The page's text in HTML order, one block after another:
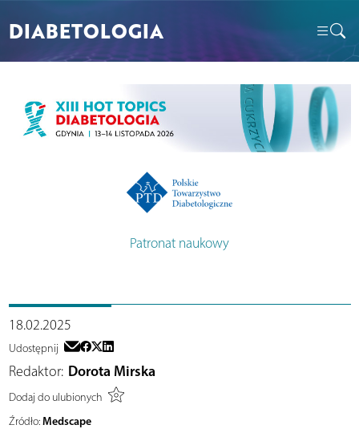
DIABETOLOGIA
Patronat naukowy
18.02.2025
Udostępnij
Redaktor: Dorota Mirska
Dodaj do ulubionych
Źródło: Medscape